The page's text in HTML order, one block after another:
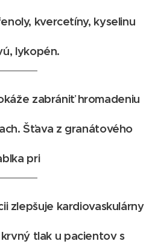
kvercetíny, kyselinu
lykopén.
zabrániť hromadeniu
Šťava z granátového
pri
zlepšuje kardiovaskulárny
tlak u pacientov s